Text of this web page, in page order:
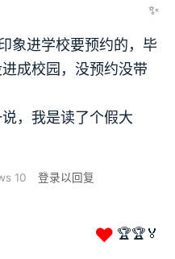
✨
象进学校要预约的，毕
成校园，没预约没带
，我是读了个假大
10 登录以回复
❤ 🏆🏆🏅